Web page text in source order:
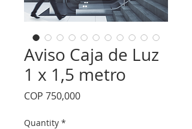
Aviso Caja de Luz
1 x 1,5 metro
COP 750,000Price
Quantity *